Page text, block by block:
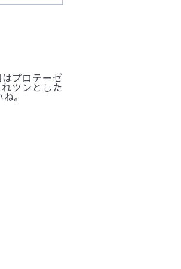
プロテーゼ
ツンとした
ね。